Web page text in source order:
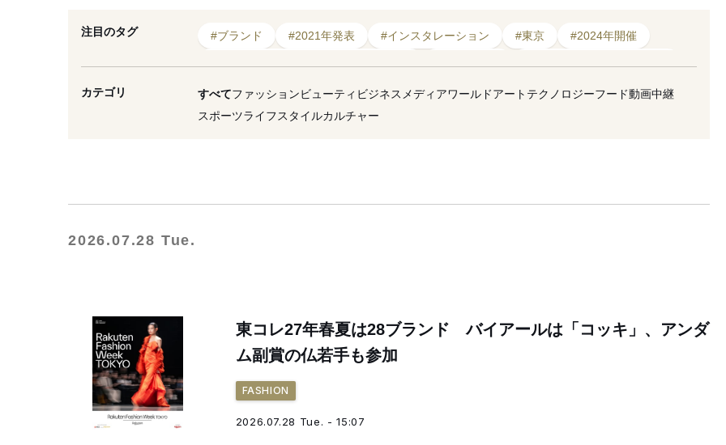
注目のタグ #ブランド #2021年発表 #インスタレーション #東京
#2024年開催
#ファッションウィーク
#東京コレクション #東コレ22年春夏
#東コレ
#ファッション
#楽天ファッション
カテゴリ すべてファッションビューティ ビジネス メディアワールドアート テクノロジーフード動画中継
スポーツライフスタイルカルチャー
2026.07.28 Tue.
東コレ27年春夏は28ブランド バイアールは「コッキ」、アンダ
ム副賞の仏若手も参加
FASHION
2026.07.28 Tue. - 15:07